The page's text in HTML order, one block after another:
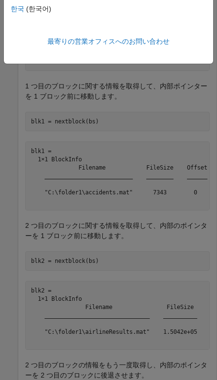
                   BlockSize: 'file'
BlockInfo: Show BlockInfo for all 4
1 つ目のブロックに関する情報を取得して、内部ポインター
を 1 ブロック前に移動します。
blk1 = nextblock(bs)
blk1 =
  1×1 BlockInfo
Filename            FileSize    Offset
"C:\folder1\accidents.mat"      7343        0
2 つ目のブロックに関する情報を取得して、内部のポインタ
ーを 1 ブロック前に移動します。
blk2 = nextblock(bs)
blk2 =
  1×1 BlockInfo
Filename                FileSize
"C:\folder1\airlineResults.mat"    1.5042e+05
2 つ目のブロックの情報をもう一度取得し、内部のポインタ
ーを 2 つ目のブロックに後退させます。
한국 (한국어)
最寄りの営業オフィスへのお問い合わせ